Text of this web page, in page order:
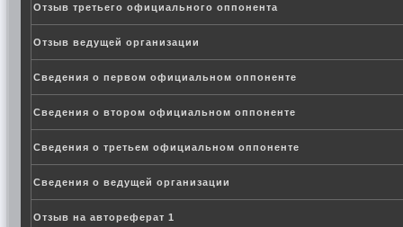
Отзыв третьего официального оппонента
Отзыв ведущей организации
Сведения о первом официальном оппоненте
Сведения о втором официальном оппоненте
Сведения о третьем официальном оппоненте
Сведения о ведущей организации
Отзыв на автореферат 1